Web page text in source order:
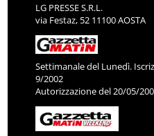
LG PRESSE S.R.L.
via Festaz, 52 11100 AOSTA
Settimanale del Lunedì.
9/2002
Autorizzazione del 20/05/